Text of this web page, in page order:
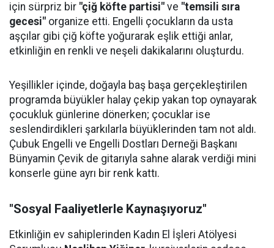
için sürpriz bir "çiğ köfte partisi" ve "temsili sıra
gecesi" organize etti. Engelli çocukların da usta
aşçılar gibi çiğ köfte yoğurarak eşlik ettiği anlar,
etkinliğin en renkli ve neşeli dakikalarını oluşturdu.
Yeşillikler içinde, doğayla baş başa gerçekleştirilen
programda büyükler halay çekip yakan top oynayarak
çocukluk günlerine dönerken; çocuklar ise
seslendirdikleri şarkılarla büyüklerinden tam not aldı.
Çubuk Engelli ve Engelli Dostları Derneği Başkanı
Bünyamin Çevik de gitarıyla sahne alarak verdiği mini
konserle güne ayrı bir renk kattı.
"Sosyal Faaliyetlerle Kaynaşıyoruz"
Etkinliğin ev sahiplerinden Kadın El İşleri Atölyesi